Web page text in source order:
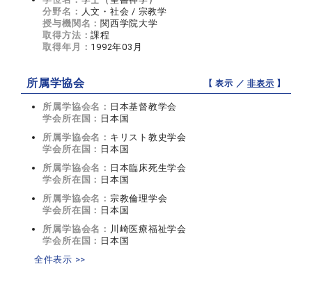
分野名： 人文・社会 / 宗教学
授与機関名： 関西学院大学
取得方法：課程
取得年月： 1992年03月
所属学協会 【 表示 ／非表示 】
所属学協会名： 日本基督教学会
学会所在国： 日本国
所属学協会名： キリスト教史学会
学会所在国： 日本国
所属学協会名： 日本臨床死生学会
学会所在国： 日本国
所属学協会名： 宗教倫理学会
学会所在国： 日本国
所属学協会名： 川崎医療福祉学会
学会所在国： 日本国
全件表示 >>